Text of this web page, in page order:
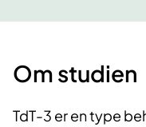
Om studien
TdT-3 er en type